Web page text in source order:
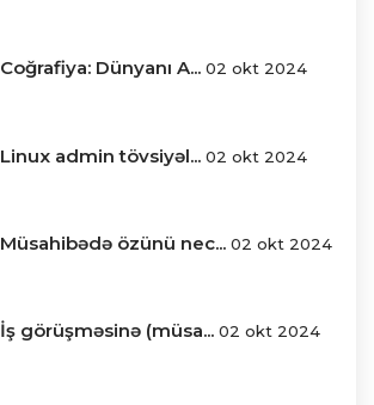
Coğrafiya: Dünyanı A... 02 okt 2024
Linux admin tövsiyəl... 02 okt 2024
Müsahibədə özünü nec... 02 okt 2024
İş görüşməsinə (müsa... 02 okt 2024